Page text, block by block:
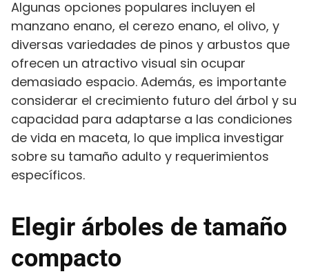
Algunas opciones populares incluyen el
manzano enano, el cerezo enano, el olivo, y
diversas variedades de pinos y arbustos que
ofrecen un atractivo visual sin ocupar
demasiado espacio. Además, es importante
considerar el crecimiento futuro del árbol y su
capacidad para adaptarse a las condiciones
de vida en maceta, lo que implica investigar
sobre su tamaño adulto y requerimientos
específicos.
Elegir árboles de tamaño
compacto